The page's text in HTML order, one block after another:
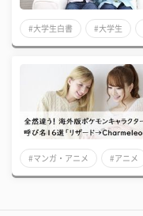
#大学生白書 #大学生
#マンガ・アニメ #アニメ